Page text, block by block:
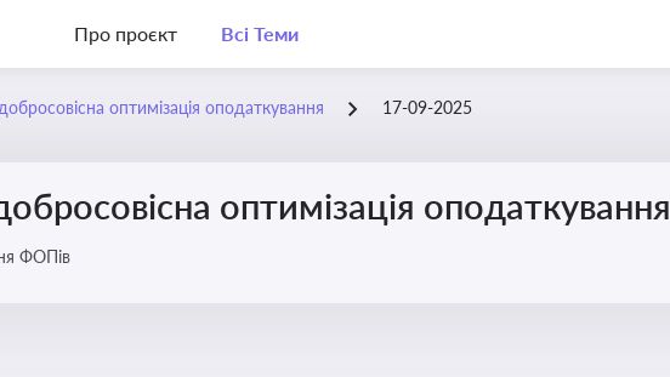
Про проєкт Всі Теми
оптимізація оподаткування 17-09-2025
оптимізація оподаткування
ФОПів